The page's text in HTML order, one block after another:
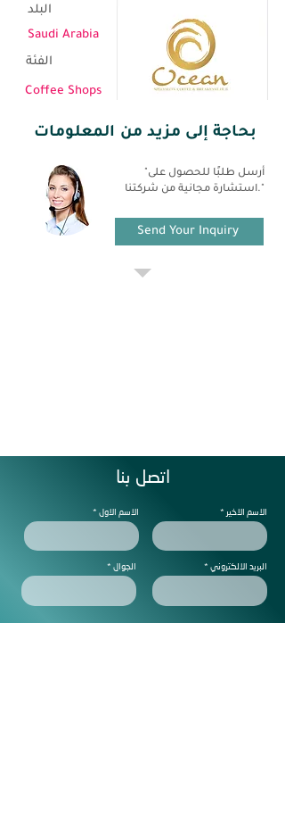
Saudi Arabia
Coffee Shops
الفئة
بحاجة إلى مزيد من المعلومات
"أرسل طلبًا للحصول على
استشارة مجانية من شركتنا."
Send Your Inquiry
اتصل بنا
الاسم الاول
الجوال
الاسم الاخير
البريد الالكتروني
ملاحظات